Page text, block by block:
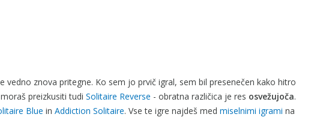
vedno znova pritegne. Ko sem jo prvič igral, sem bil presenečen kako hitro
preizkusiti tudi Solitaire Reverse - obratna različica je res osvežujoča.
Blue in Addiction Solitaire. Vse te igre najdeš med miselnimi igrami na